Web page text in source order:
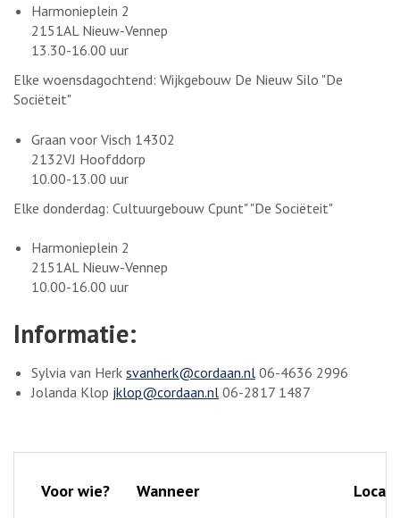
Harmonieplein 2
2151AL Nieuw-Vennep
13.30-16.00 uur
Elke woensdagochtend: Wijkgebouw De Nieuw Silo "De
Sociëteit"
Graan voor Visch 14302
2132VJ Hoofddorp
10.00-13.00 uur
Elke donderdag: Cultuurgebouw Cpunt" "De Sociëteit"
Harmonieplein 2
2151AL Nieuw-Vennep
10.00-16.00 uur
Informatie:
Sylvia van Herk svanherk@cordaan.nl 06-4636 2996
Jolanda Klop jklop@cordaan.nl 06-2817 1487
Voor wie? Wanneer